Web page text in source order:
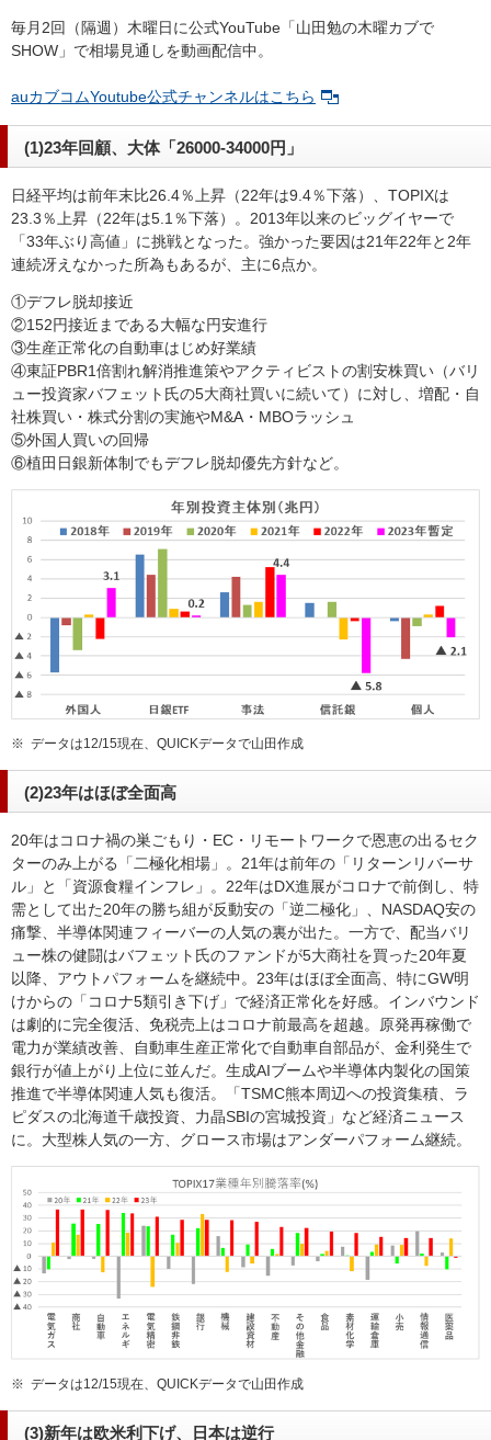
毎月2回（隔週）木曜日に公式YouTube「山田勉の木曜カブで
SHOW」で相場見通しを動画配信中。
auカブコムYoutube公式チャンネルはこちら
(1)23年回顧、大体「26000-34000円」
日経平均は前年末比26.4％上昇（22年は9.4％下落）、TOPIXは
23.3％上昇（22年は5.1％下落）。2013年以来のビッグイヤーで
「33年ぶり高値」に挑戦となった。強かった要因は21年22年と2年
連続冴えなかった所為もあるが、主に6点か。
①デフレ脱却接近
②152円接近まである大幅な円安進行
③生産正常化の自動車はじめ好業績
④東証PBR1倍割れ解消推進策やアクティビストの割安株買い（バリ
ュー投資家バフェット氏の5大商社買いに続いて）に対し、増配・自
社株買い・株式分割の実施やM&A・MBOラッシュ
⑤外国人買いの回帰
⑥植田日銀新体制でもデフレ脱却優先方針など。
※ データは12/15現在、QUICKデータで山田作成
(2)23年はほぼ全面高
20年はコロナ禍の巣ごもり・EC・リモートワークで恩恵の出るセク
ターのみ上がる「二極化相場」。21年は前年の「リターンリバーサ
ル」と「資源食糧インフレ」。22年はDX進展がコロナで前倒し、特
需として出た20年の勝ち組が反動安の「逆二極化」、NASDAQ安の
痛撃、半導体関連フィーバーの人気の裏が出た。一方で、配当バリ
ュー株の健闘はバフェット氏のファンドが5大商社を買った20年夏
以降、アウトパフォームを継続中。23年はほぼ全面高、特にGW明
けからの「コロナ5類引き下げ」で経済正常化を好感。インバウンド
は劇的に完全復活、免税売上はコロナ前最高を超越。原発再稼働で
電力が業績改善、自動車生産正常化で自動車自部品が、金利発生で
銀行が値上がり上位に並んだ。生成AIブームや半導体内製化の国策
推進で半導体関連人気も復活。「TSMC熊本周辺への投資集積、ラ
ピダスの北海道千歳投資、力晶SBIの宮城投資」など経済ニュース
に。大型株人気の一方、グロース市場はアンダーパフォーム継続。
※ データは12/15現在、QUICKデータで山田作成
(3)新年は欧米利下げ、日本は逆行